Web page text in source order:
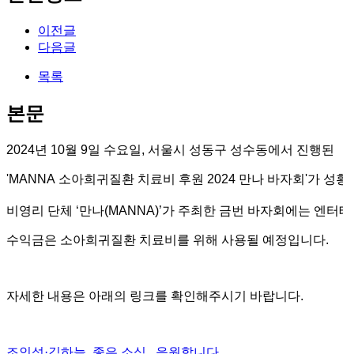
이전글
다음글
목록
본문
2024년 10월 9일 수요일, 서울시 성동구 성수동에서 진행된
'MANNA 소아희귀질환 치료비 후원 2024 만나 바자회 '가 성
비영리 단체 ‘만나(MANNA)’가 주최한 금번 바자회에는 엔
수익금은 소아희귀질환 치료비를 위해 사용될 예정입니다.
자세한 내용은 아래의 링크를 확인해주시기 바랍니다.